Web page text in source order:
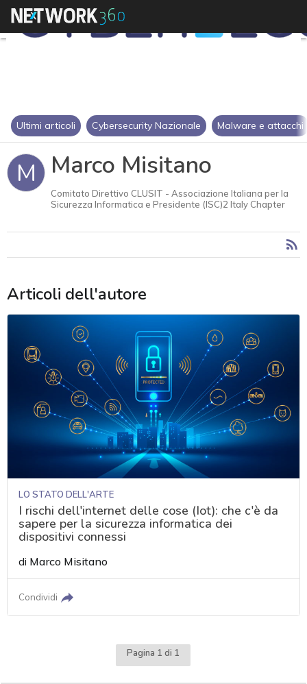
Ultimi articoli Cybersecurity Nazionale Malware e attacchi
M Marco Misitano
Comitato Direttivo CLUSIT - Associazione Italiana per la
Sicurezza Informatica e Presidente (ISC)2 Italy Chapter
Articoli dell'autore
LO STATO DELL'ARTE
I rischi dell'internet delle cose (Iot): che c'è da
sapere per la sicurezza informatica dei
dispositivi connessi
di Marco Misitano
Condividi
Pagina 1 di 1